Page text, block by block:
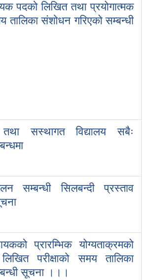
पदको लिखित तथा प्रयोगात्मक
तालिका संशोधन गरिएको सम्बन्धी
परीक्षाको समय तालिका संशोधन गरिएको
सम्बन्धी सूचना
तथा सस्थागत विद्यालय सबैः
सम्बन्धमा
सम्बन्धी सिलबन्दी प्रस्ताव
सूचना
प्रारम्भिक योग्यताक्रमको
परीक्षाको समय तालिका
सूचना ।।।